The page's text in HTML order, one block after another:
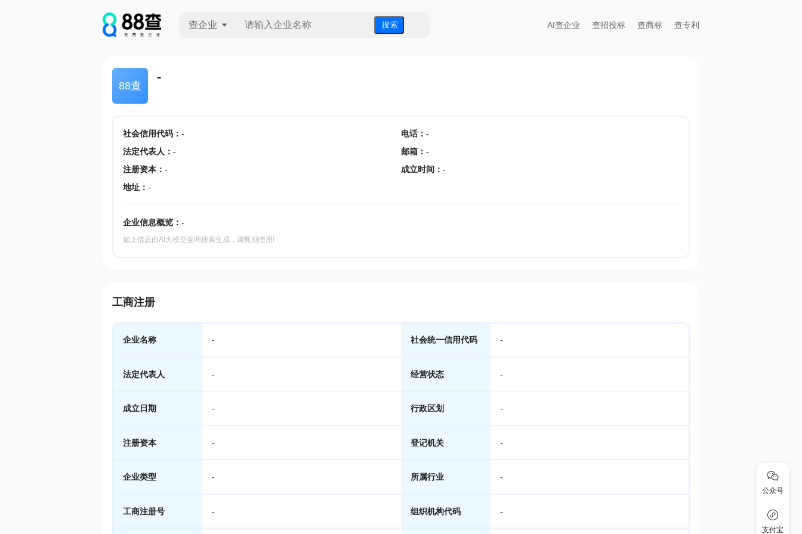
查企业 搜 索 AI查企业 查招投标 查商标 查专利
88查
-
社会信用代码： - 电话： -
法定代表人 ： - 邮箱 ： -
注册资本： - 成立时间 ： -
地址： -
企业信息概览： -
如上信息由AI大模型全网搜索生成，请甄别使用!
工商注册
企业名称 - 社会统一信用代码 -
法定代表人 - 经营状态 -
成立日期 - 行政区划 -
注册资本 - 登记机关 -
企业类型 - 所属行业 -
工商注册号 - 组织机构代码 -
公众号
支付宝